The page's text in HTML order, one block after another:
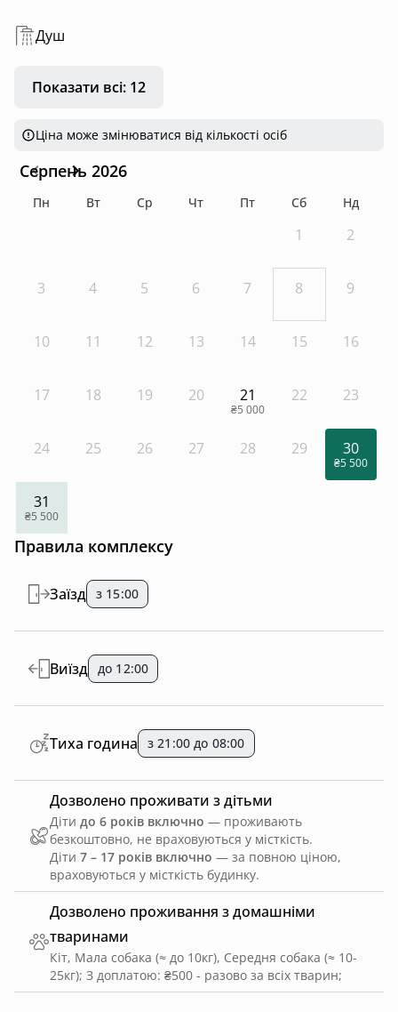
Душ
Показати всі: 12
Ціна може змінюватися від кількості осіб
Серпень 2026
Пн Вт Ср Чт Пт Сб Нд
1 2
3 4 5 6 7 8 9
10 11 12 13 14 15 16
17 18 19 20 21
₴5 000
22 23
24 25 26 27 28 29 30
₴5 500
31
₴5 500
Правила комплексу
Дозволено проживання з домашніми
тваринами
Кіт, Мала собака (≈ до 10кг), Середня собака (≈ 10-
25кг); З доплатою: ₴500 - разово за всіх тварин;
Заїзд з 15:00
Виїзд до 12:00
Дозволено проживати з дітьми
Діти до 6 років включно — проживають
безкоштовно, не враховуються у місткість.
Діти 7 – 17 років включно — за повною ціною,
враховуються у місткість будинку.
Тиха година з 21:00 до 08:00